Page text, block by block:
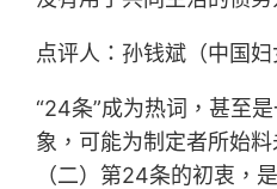
点评人：孙钱斌（中国妇
“24条”成为热词，甚至
象，可能为制定者所始
（二）第24条的初衷，